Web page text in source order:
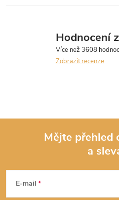
Hodnocení
Zobrazit recenze
Mějte přehled
a
E-mail